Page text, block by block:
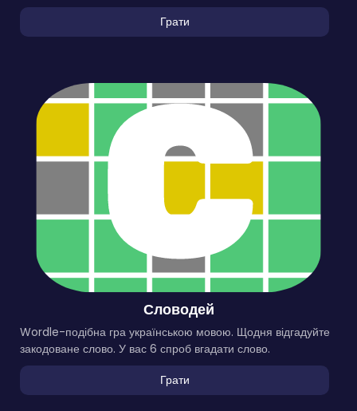
Грати
Словодей
Wordle-подібна гра українською мовою. Щодня відгадуйте
закодоване слово. У вас 6 спроб вгадати слово.
Грати